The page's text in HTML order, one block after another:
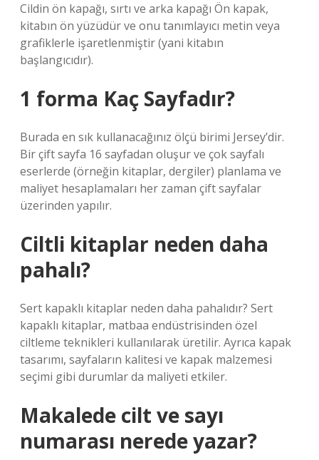
Cildin ön kapağı, sırtı ve arka kapağı Ön kapak,
kitabın ön yüzüdür ve onu tanımlayıcı metin veya
grafiklerle işaretlenmiştir (yani kitabın
başlangıcıdır).
1 forma Kaç Sayfadır?
Burada en sık kullanacağınız ölçü birimi Jersey’dir.
Bir çift sayfa 16 sayfadan oluşur ve çok sayfalı
eserlerde (örneğin kitaplar, dergiler) planlama ve
maliyet hesaplamaları her zaman çift sayfalar
üzerinden yapılır.
Ciltli kitaplar neden daha
pahalı?
Sert kapaklı kitaplar neden daha pahalıdır? Sert
kapaklı kitaplar, matbaa endüstrisinden özel
ciltleme teknikleri kullanılarak üretilir. Ayrıca kapak
tasarımı, sayfaların kalitesi ve kapak malzemesi
seçimi gibi durumlar da maliyeti etkiler.
Makalede cilt ve sayı
numarası nerede yazar?